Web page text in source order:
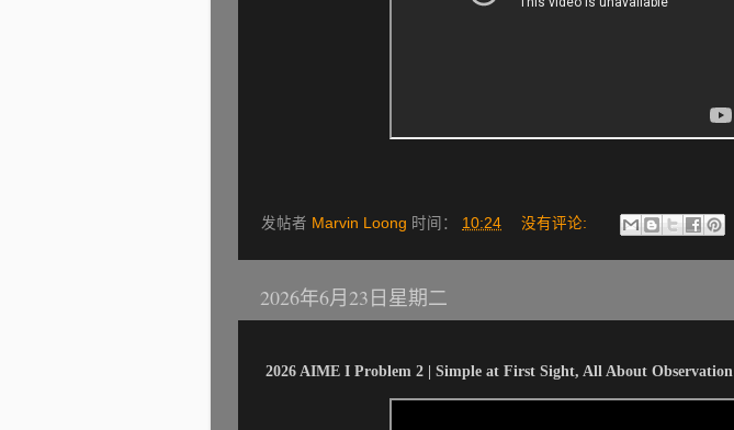
发帖者 Marvin Loong 时间： 10:24 没有评论:
2026年6月23日星期二
2026 AIME I Problem 2 | Simple at First Sight, All About Observation